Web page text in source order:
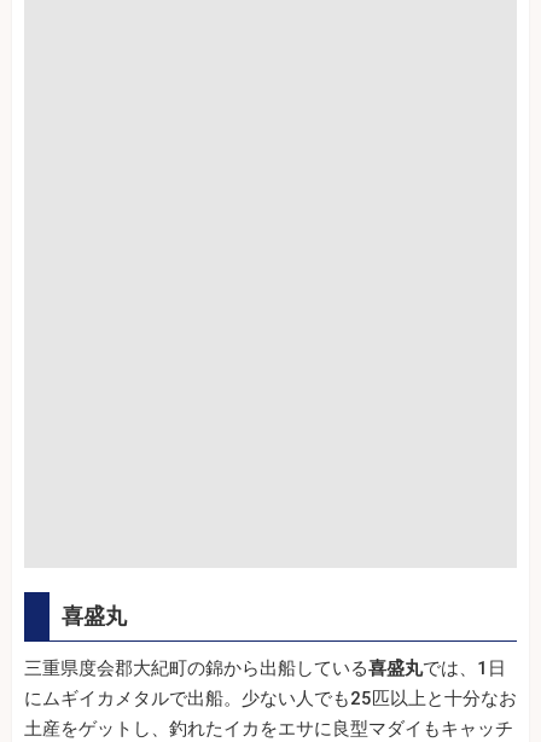
喜盛丸
三重県度会郡大紀町の錦から出船している喜盛丸では、1日
にムギイカメタルで出船。少ない人でも25匹以上と十分なお
土産をゲットし、釣れたイカをエサに良型マダイもキャッチ